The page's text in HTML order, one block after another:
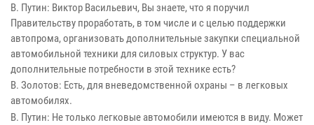
В. Путин: Виктор Васильевич, Вы знаете, что я поручил
Правительству проработать, в том числе и с целью поддержки
автопрома, организовать дополнительные закупки специальной
автомобильной техники для силовых структур. У вас
дополнительные потребности в этой технике есть?
В. Золотов: Есть, для вневедомственной охраны – в легковых
автомобилях.
В. Путин: Не только легковые автомобили имеются в виду. Может